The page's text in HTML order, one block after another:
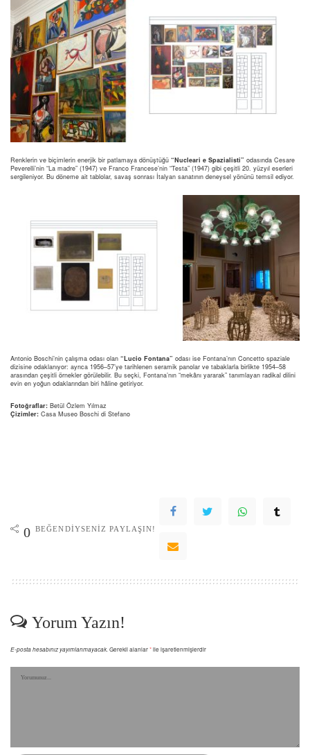
Renklerin ve biçimlerin enerjik bir patlamaya dönüştüğü “Nucleari e Spazialisti” odasında Cesare
Peverelli’nin “La madre” (1947) ve Franco Francese’nin “Testa” (1947) gibi çeşitli 20. yüzyıl eserleri
sergileniyor. Bu döneme ait tablolar, savaş sonrası İtalyan sanatının deneysel yönünü temsil ediyor.
Antonio Boschi’nin çalışma odası olan “Lucio Fontana” odası ise Fontana’nın Concetto spaziale
dizisine odaklanıyor: ayrıca 1956–57’ye tarihlenen seramik panolar ve tabaklarla birlikte 1954–58
arasından çeşitli örnekler görülebilir. Bu seçki, Fontana’nın “mekânı yararak” tanımlayan radikal dilini
evin en yoğun odaklarından biri hâline getiriyor.
Fotoğraflar: Betül Özlem Yılmaz
Çizimler: Casa Museo Boschi di Stefano
0 BEĞENDIYSENIZ PAYLAŞIN!
Yorum Yazın!
E-posta hesabınız yayımlanmayacak.Gerekli alanlar*ile işaretlenmişlerdir